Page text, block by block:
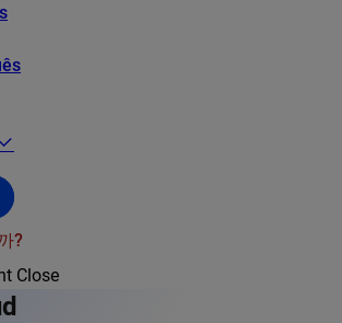
?
Close